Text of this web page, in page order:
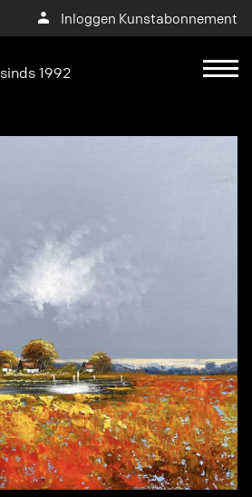
Inloggen Kunstabonnement
sinds 1992